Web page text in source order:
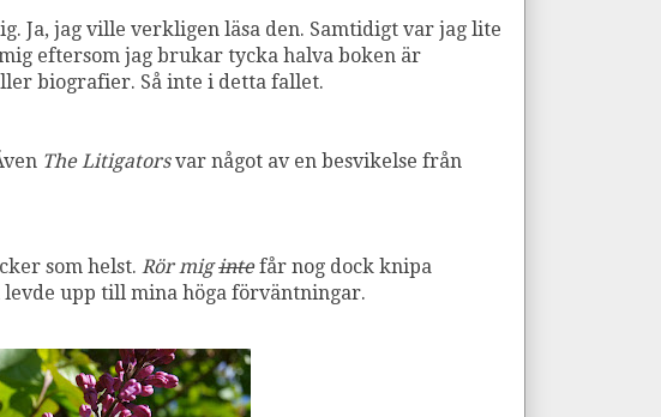
Ja, jag ville verkligen läsa den. Samtidigt var jag lite
eftersom jag brukar tycka halva boken är
biografier. Så inte i detta fallet.
The Litigatorsvar något av en besvikelse från
som helst. Rör migintefår nog dock knipa
upp till mina höga förväntningar.